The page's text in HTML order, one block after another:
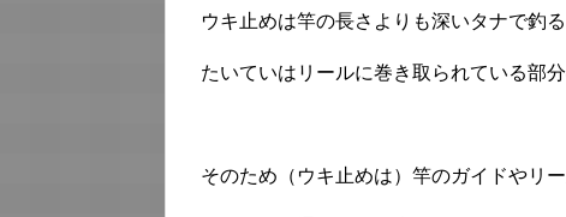
ウキ止めは竿の長さよりも深いタナで釣
たいていはリールに巻き取られている部
そのため（ウキ止めは）竿のガイドやリ